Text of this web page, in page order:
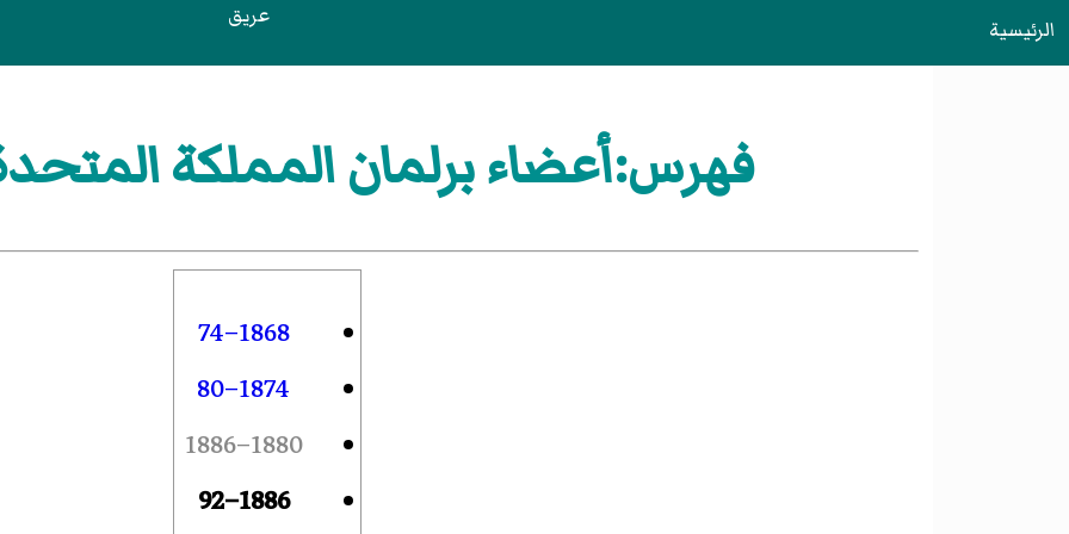
الرئيسية عريق
فهرس:أعضاء برلمان المملكة المتحدة
1868–74
1874–80
1880–1886
1886–92